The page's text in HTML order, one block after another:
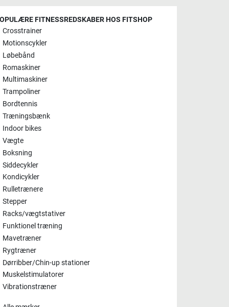
FITNESSREDSKABER HOS FITSHOP
Crosstrainer
Motionscykler
Løbebånd
Romaskiner
Multimaskiner
Trampoliner
Bordtennis
Træningsbænk
Indoor bikes
Vægte
Boksning
Siddecykler
Kondicykler
Rulletrænere
Stepper
Racks/vægtstativer
Funktionel træning
Mavetræner
Rygtræner
Dørribber/Chin-up stationer
Muskelstimulatorer
Vibrationstræner